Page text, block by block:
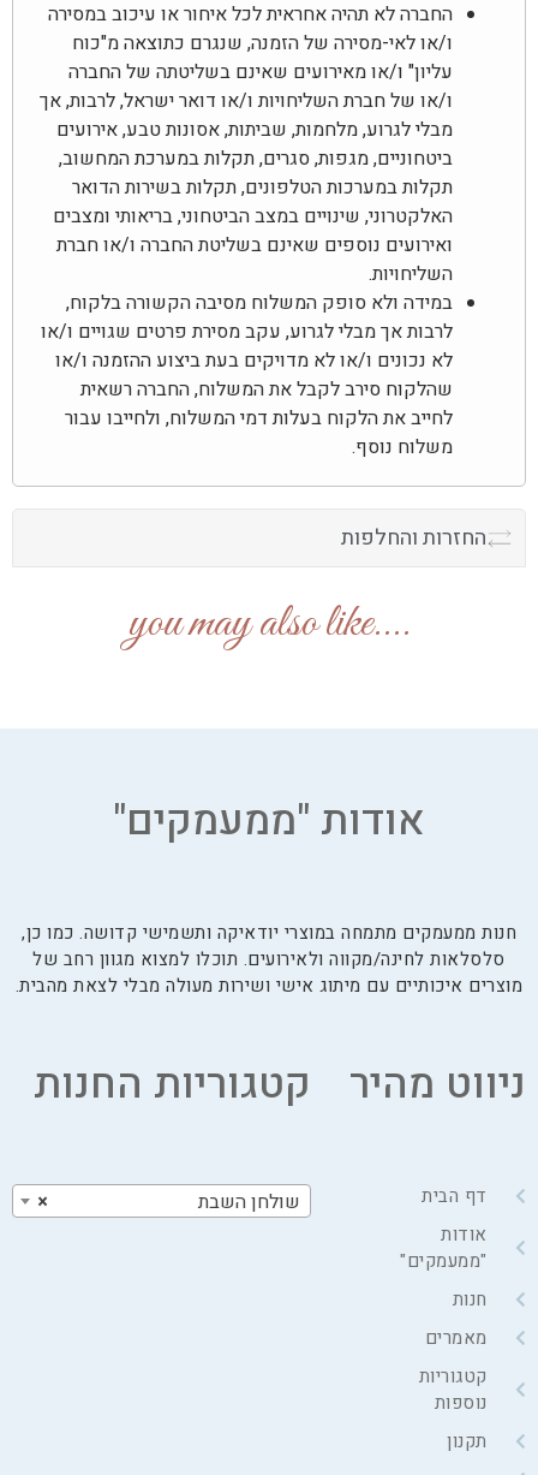
החזרות והחלפות
החברה לא תהיה אחראית לכל איחור או עיכוב במסירה
ו/או לאי-מסירה של הזמנה, שנגרם כתוצאה מ"כוח
עליון" ו/או מאירועים שאינם בשליטתה של החברה
ו/או של חברת השליחויות ו/או דואר ישראל, לרבות, אך
מבלי לגרוע, מלחמות, שביתות, אסונות טבע, אירועים
ביטחוניים, מגפות, סגרים, תקלות במערכת המחשוב,
תקלות במערכות הטלפונים, תקלות בשירות הדואר
האלקטרוני, שינויים במצב הביטחוני, בריאותי ומצבים
ואירועים נוספים שאינם בשליטת החברה ו/או חברת
השליחויות.
במידה ולא סופק המשלוח מסיבה הקשורה בלקוח,
לרבות אך מבלי לגרוע, עקב מסירת פרטים שגויים ו/או
לא נכונים ו/או לא מדויקים בעת ביצוע ההזמנה ו/או
שהלקוח סירב לקבל את המשלוח, החברה רשאית
לחייב את הלקוח בעלות דמי המשלוח, ולחייבו עבור
משלוח נוסף.
....you may also like
אודות "ממעמקים"
חנות ממעמקים מתמחה במוצרי יודאיקה ותשמישי קדושה. כמו כן,
סלסלאות לחינה/מקווה ולאירועים. תוכלו למצוא מגוון רחב של
מוצרים איכותיים עם מיתוג אישי ושירות מעולה מבלי לצאת מהבית.
ניווט מהיר
דף הבית
אודות
"ממעמקים"
חנות
מאמרים
קטגוריות
נוספות
תקנון
קטגוריות החנות
× שולחן השבת